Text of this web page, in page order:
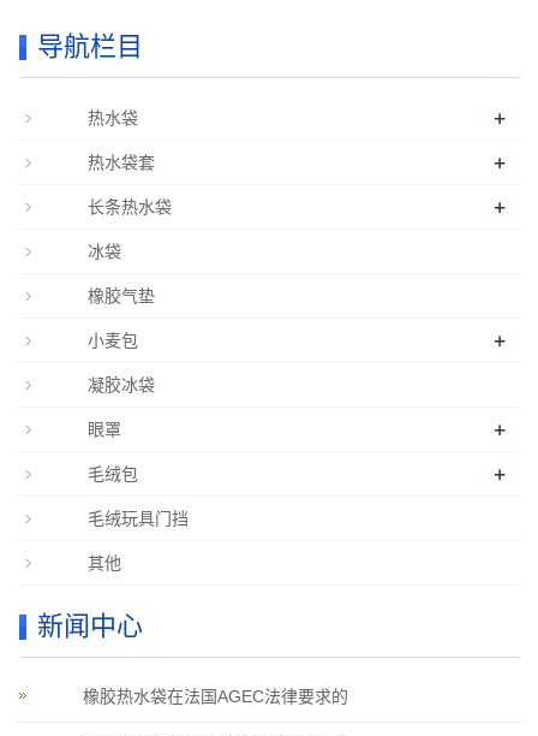
导航栏目
热水袋 +
热水袋套 +
长条热水袋 +
冰袋
橡胶气垫
小麦包 +
凝胶冰袋
眼罩 +
毛绒包 +
毛绒玩具门挡
其他
新闻中心
橡胶热水袋在法国AGEC法律要求的